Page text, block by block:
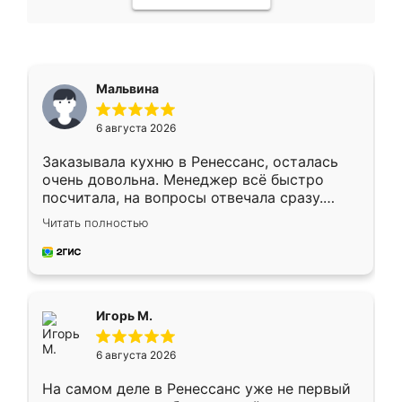
Мальвина
6 августа 2026
Заказывала кухню в Ренессанс, осталась
очень довольна. Менеджер всё быстро
посчитала, на вопросы отвечала сразу.
Замерщик приехал в субботу, подошёл к
делу со всей ответственностью. Собрали
за день, ребята работали аккуратно, даже
Читать полностью
Игорь М.
6 августа 2026
На самом деле в Ренессанс уже не первый